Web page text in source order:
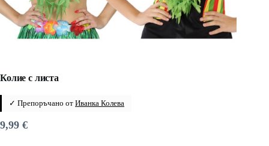
Колие с листа
✓ Препоръчано от Иванка Колева
9,99 €